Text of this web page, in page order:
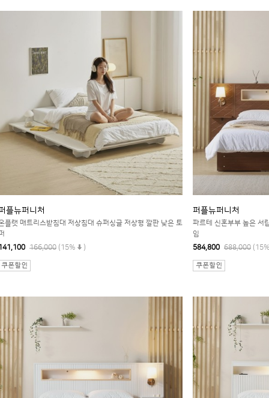
플뉴퍼니처
플랫 매트리스받침대 저상침대 슈퍼싱글 저상형 깔판 낮은 토
166,000 (15% )
퍼플뉴퍼니처
파르테 신혼부부 높은 서
임
584,800 688,000